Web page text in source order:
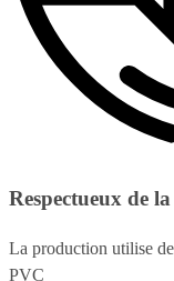
Respectueux de
La production utilise
PVC